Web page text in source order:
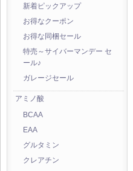
新着ピックアップ
お得なクーポン
お得な同梱セール
特売～サイバーマンデー セ
ール♪
ガレージセール
アミノ酸
BCAA
EAA
グルタミン
クレアチン